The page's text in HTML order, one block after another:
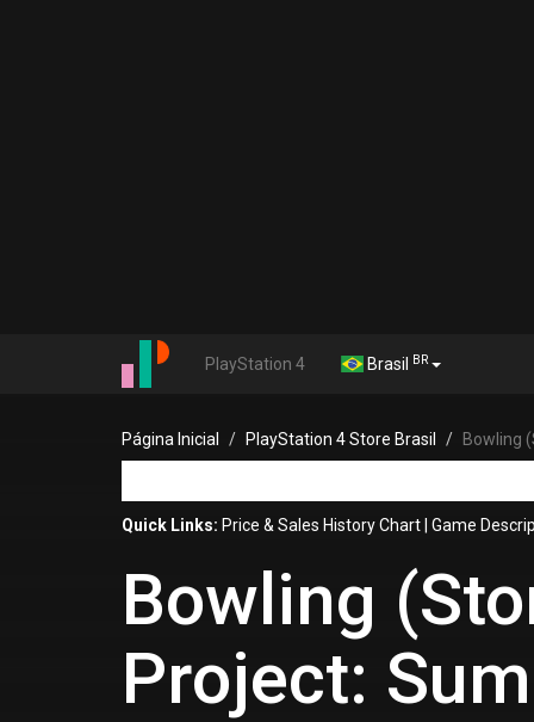
PlayStation 4 Brasil BR
Página Inicial PlayStation 4 Store Brasil Bowling
Quick Links: Price & Sales History Chart Game
Bowling
Project: